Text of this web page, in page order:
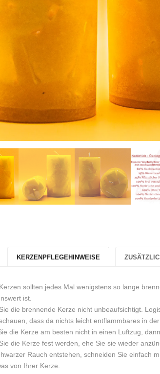
KERZENPFLEGEHINWEISE
sollten jedes Mal wenigstens so lange
ist.
die brennende Kerze nicht unbeaufsichtigt.
dass da nichts leicht entflammbares in der
die Kerze am besten nicht in einen Luftzug,
die Kerze fest werden, ehe Sie sie wieder
Rauch entstehen, schneiden Sie einfach
von Ihrer Kerze.